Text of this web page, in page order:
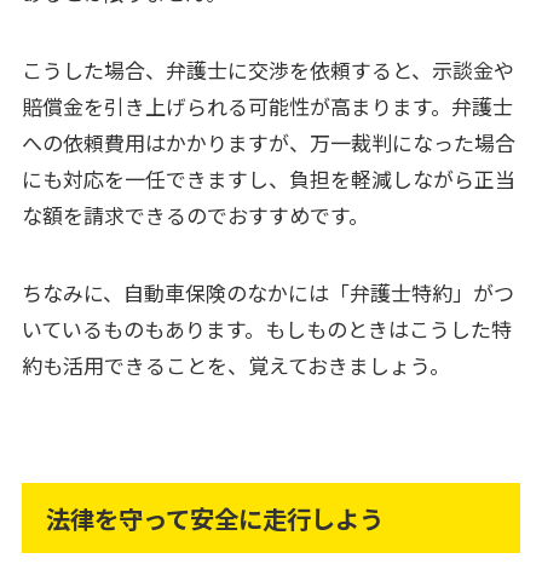
こうした場合、弁護士に交渉を依頼すると、示談金や
賠償金を引き上げられる可能性が高まります。弁護士
への依頼費用はかかりますが、万一裁判になった場合
にも対応を一任できますし、負担を軽減しながら正当
な額を請求できるのでおすすめです。
ちなみに、自動車保険のなかには「弁護士特約」がつ
いているものもあります。もしものときはこうした特
約も活用できることを、覚えておきましょう。
法律を守って安全に走行しよう